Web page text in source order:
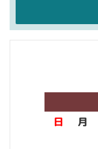
日
月